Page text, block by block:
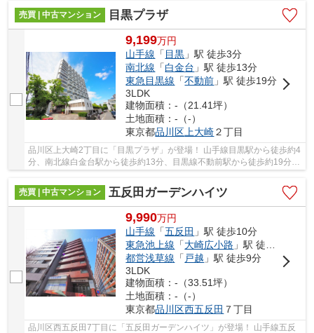
売買 | 中古マンション
目黒プラザ
9,199万円
山手線 「 目黒 」駅 徒歩3分
南北線 「白金台 」駅 徒歩13分
東急目黒線 「不動前 」駅 徒歩19分
3LDK
建物面積：-（21.41坪）
土地面積：-（-）
東京都品川区 上大崎２丁目
品川区上大崎2丁目に「目黒プラザ」が登場！ 山手線目黒駅から徒歩約4
分、南北線白金台駅から徒歩約13分、目黒線不動前駅から徒歩約19分。
売買 | 中古マンション
五反田ガーデンハイツ
9,990万円
山手線 「五反田 」駅 徒歩10分
東急池上線 「大崎広小路 」駅 徒歩8分
都営浅草線 「 戸越 」駅 徒歩9分
3LDK
建物面積：-（33.51坪）
土地面積：-（-）
東京都品川区西五反田 ７丁目
品川区西五反田7丁目に「五反田ガーデンハイツ」が登場！ 山手線五反